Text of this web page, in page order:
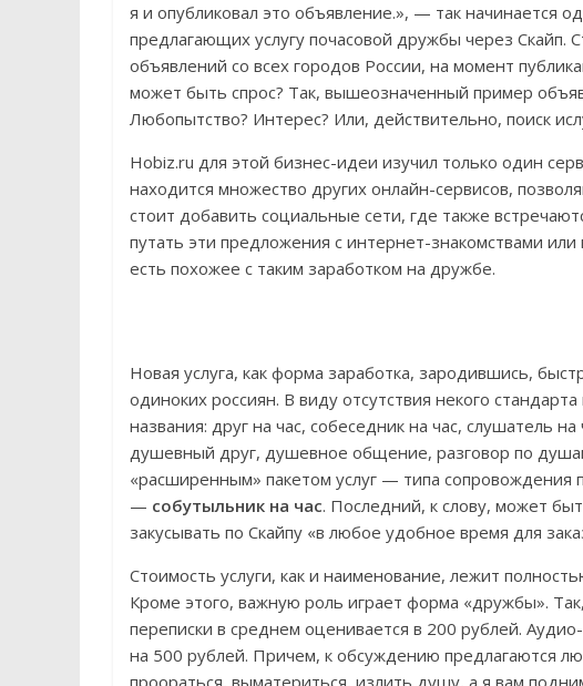
я и опубликовал это объявление.», — так начинается
предлагающих услугу почасовой дружбы через Скайп.
объявлений со всех городов России, на момент
может быть спрос? Так, вышеозначенный пример
Любопытство? Интерес? Или, действительно, поиск
Hobiz.ru для этой бизнес-идеи изучил только один
находится множество других онлайн-сервисов,
стоит добавить социальные сети, где также
путать эти предложения с интернет-знакомствами
есть похожее с таким заработком на дружбе.
Новая услуга, как форма заработка, зародившись,
одиноких россиян. В виду отсутствия некого
названия: друг на час, собеседник на час, слушатель
душевный друг, душевное общение, разговор по
«расширенным» пакетом услуг — типа сопровождения
— собутыльник на час. Последний, к слову, может
закусывать по Скайпу «в любое удобное время для
Стоимость услуги, как и наименование, лежит
Кроме этого, важную роль играет форма «дружбы».
переписки в среднем оценивается в 200 рублей.
на 500 рублей. Причем, к обсуждению предлагаются
проораться, выматериться, излить душу, а я вам